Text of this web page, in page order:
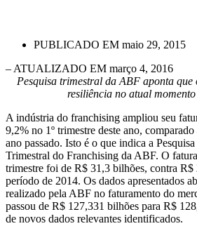
PUBLICADO EM maio 29, 2015
– ATUALIZADO EM março 4, 2016
Pesquisa trimestral da ABF aponta que
resiliência no atual
A indústria do franchising ampliou seu
9,2% no 1º trimestre deste ano,
ano passado. Isto é o que indica a
Trimestral do Franchising da ABF. O
trimestre foi de R$ 31,3 bilhões, contra R$
período de 2014. Os dados apresentados
realizado pela ABF no faturamento do
passou de R$ 127,331 bilhões para R$
de novos dados relevantes identificados.